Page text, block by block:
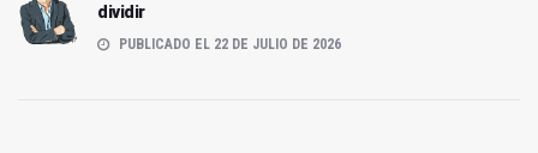
dividir
PUBLICADO EL 22 DE JULIO DE 2026